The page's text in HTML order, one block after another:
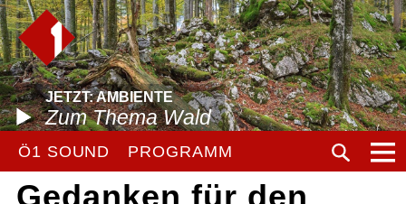
JETZT: AMBIENTE
Zum Thema Wald
Ö1 SOUND PROGRAMM
Gedanken für den